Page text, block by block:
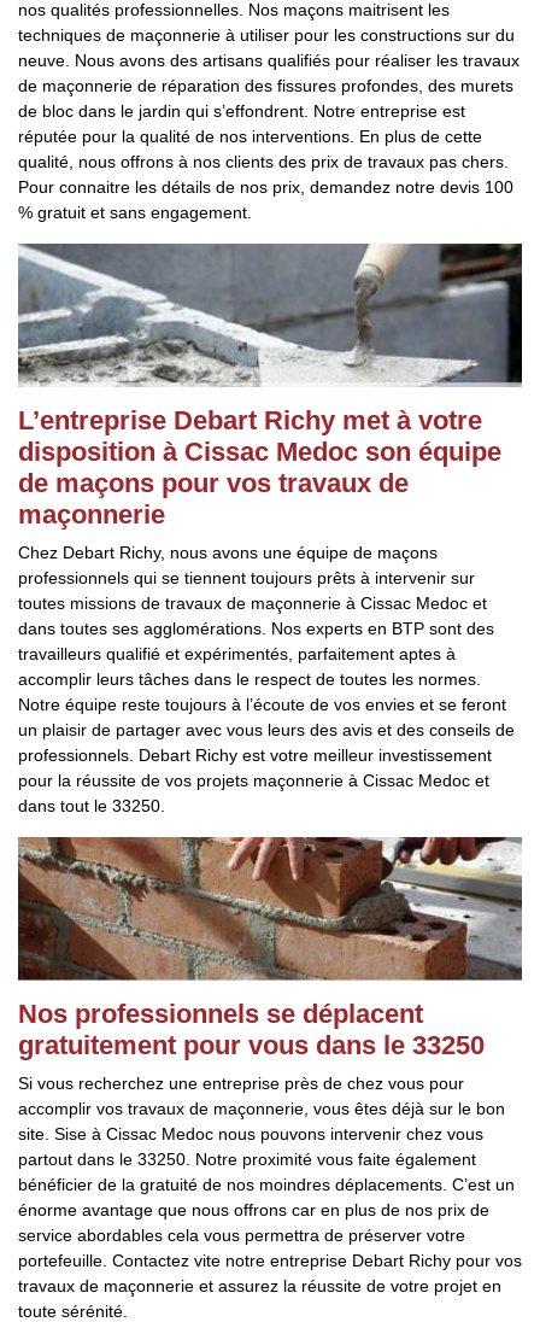
nos qualités professionnelles. Nos maçons maitrisent les
techniques de maçonnerie à utiliser pour les constructions sur du
neuve. Nous avons des artisans qualifiés pour réaliser les travaux
de maçonnerie de réparation des fissures profondes, des murets
de bloc dans le jardin qui s’effondrent. Notre entreprise est
réputée pour la qualité de nos interventions. En plus de cette
qualité, nous offrons à nos clients des prix de travaux pas chers.
Pour connaitre les détails de nos prix, demandez notre devis 100
% gratuit et sans engagement.
L’entreprise Debart Richy met à votre
disposition à Cissac Medoc son équipe
de maçons pour vos travaux de
maçonnerie
Chez Debart Richy, nous avons une équipe de maçons
professionnels qui se tiennent toujours prêts à intervenir sur
toutes missions de travaux de maçonnerie à Cissac Medoc et
dans toutes ses agglomérations. Nos experts en BTP sont des
travailleurs qualifié et expérimentés, parfaitement aptes à
accomplir leurs tâches dans le respect de toutes les normes.
Notre équipe reste toujours à l’écoute de vos envies et se feront
un plaisir de partager avec vous leurs des avis et des conseils de
professionnels. Debart Richy est votre meilleur investissement
pour la réussite de vos projets maçonnerie à Cissac Medoc et
dans tout le 33250.
Nos professionnels se déplacent
gratuitement pour vous dans le 33250
Si vous recherchez une entreprise près de chez vous pour
accomplir vos travaux de maçonnerie, vous êtes déjà sur le bon
site. Sise à Cissac Medoc nous pouvons intervenir chez vous
partout dans le 33250. Notre proximité vous faite également
bénéficier de la gratuité de nos moindres déplacements. C’est un
énorme avantage que nous offrons car en plus de nos prix de
service abordables cela vous permettra de préserver votre
portefeuille. Contactez vite notre entreprise Debart Richy pour vos
travaux de maçonnerie et assurez la réussite de votre projet en
toute sérénité.